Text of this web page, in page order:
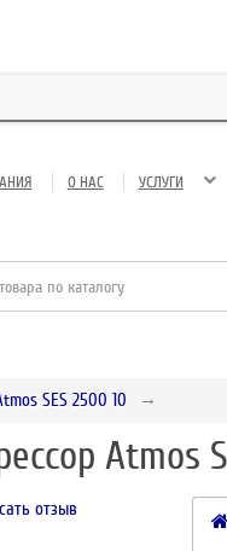
О НАС УСЛУГИ
SES 2500 10
Atmos
отзыв